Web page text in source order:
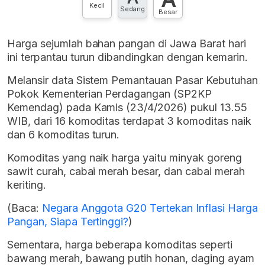
Kecil Sedang Besar
Harga sejumlah bahan pangan di Jawa Barat hari
ini terpantau turun dibandingkan dengan kemarin.
Melansir data Sistem Pemantauan Pasar Kebutuhan
Pokok Kementerian Perdagangan (SP2KP
Kemendag) pada Kamis (23/4/2026) pukul 13.55
WIB, dari 16 komoditas terdapat 3 komoditas naik
dan 6 komoditas turun.
Komoditas yang naik harga yaitu minyak goreng
sawit curah, cabai merah besar, dan cabai merah
keriting.
(Baca: Negara Anggota G20 Tertekan Inflasi Harga
Pangan, Siapa Tertinggi?)
Sementara, harga beberapa komoditas seperti
bawang merah, bawang putih honan, daging ayam